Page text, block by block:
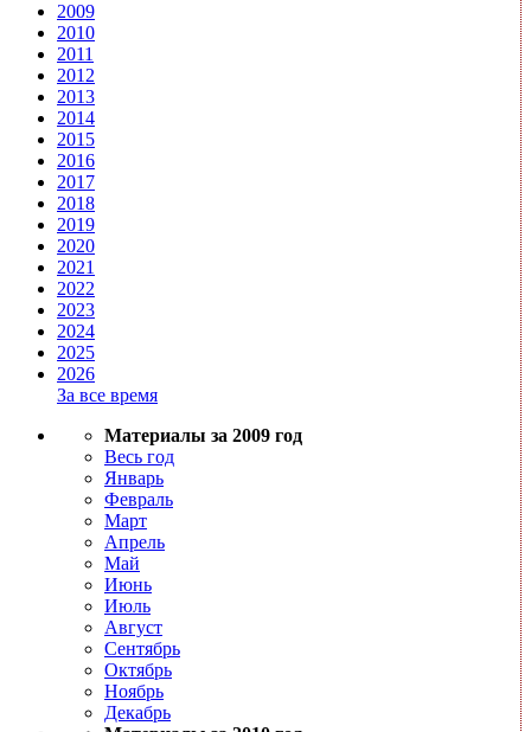
2009
2010
2011
2012
2013
2014
2015
2016
2017
2018
2019
2020
2021
2022
2023
2024
2025
2026
За все время
Материалы за 2009 год
Весь год
Январь
Февраль
Март
Апрель
Май
Июнь
Июль
Август
Сентябрь
Октябрь
Ноябрь
Декабрь